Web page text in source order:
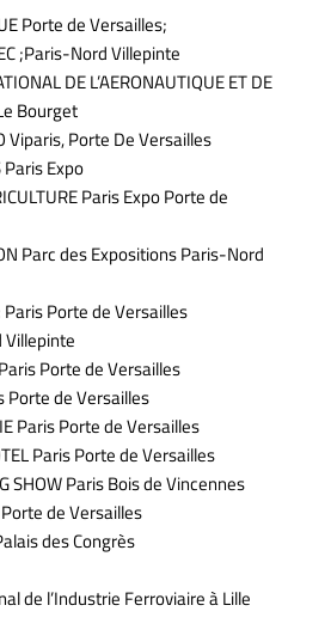
Porte de Versailles;
;Paris-Nord Villepinte
DE L’AERONAUTIQUE ET DE
Bourget
Viparis, Porte De Versailles
Paris Expo
Paris Expo Porte de
Parc des Expositions Paris-Nord
Paris Porte de Versailles
Villepinte
Porte de Versailles
Porte de Versailles
Paris Porte de Versailles
Paris Porte de Versailles
SHOW Paris Bois de Vincennes
de Versailles
des Congrès
de l’Industrie Ferroviaire à Lille